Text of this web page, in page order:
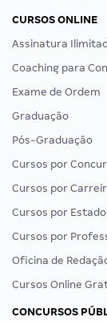
CURSOS ONLINE
Assinatura
Coaching para
Exame de Ordem
Graduação
Pós-Graduação
Cursos por
Cursos por
Cursos por Estado
Cursos por
Oficina de
Cursos Online
CONCURSOS